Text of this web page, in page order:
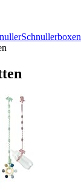
Schnullerboxen